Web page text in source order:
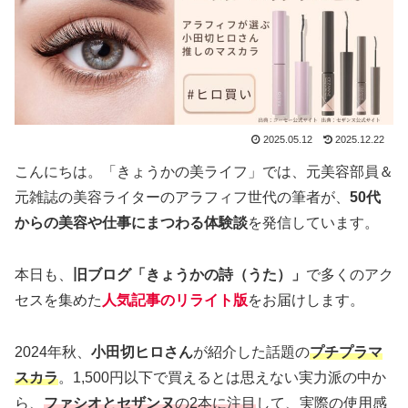
2025.05.12 2025.12.22
こんにちは。「きょうかの美ライフ」では、元美容部員＆
元雑誌の美容ライターのアラフィフ世代の筆者が、 50代
からの美容や仕事にまつわる体験談を発信しています。
本日も、 旧ブログ「きょうかの詩（うた）」 で多くのアク
セスを集めた 人気記事のリライト版をお届けします。
2024年秋、 小田切ヒロさんが紹介した話題のプチプラマ
スカラ。1,500円以下で買えるとは思えない実力派の中か
ら、 ファシオとセザンヌの2本に注目して、実際の使用感